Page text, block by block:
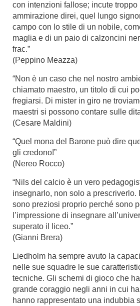
con intenzioni fallose; incute troppo
ammirazione direi, quel lungo
campo con lo stile di un nobile,
maglia e di un paio di calzoncini
frac.”
(Peppino Meazza)
“Non è un caso che nel nostro
chiamato maestro, un titolo di cui
fregiarsi. Di mister in giro ne
maestri si possono contare sulle
(Cesare Maldini)
“Quel mona del Barone può dire
gli credono!”
(Nereo Rocco)
“Nils del calcio è un vero
insegnarlo, non solo a prescriverlo.
sono preziosi proprio perché sono
l’impressione di insegnare
superato il liceo.”
(Gianni Brera)
Liedholm ha sempre avuto la
nelle sue squadre le sue
tecniche. Gli schemi di gioco che
grande coraggio negli anni in cui
hanno rappresentato una indubbia